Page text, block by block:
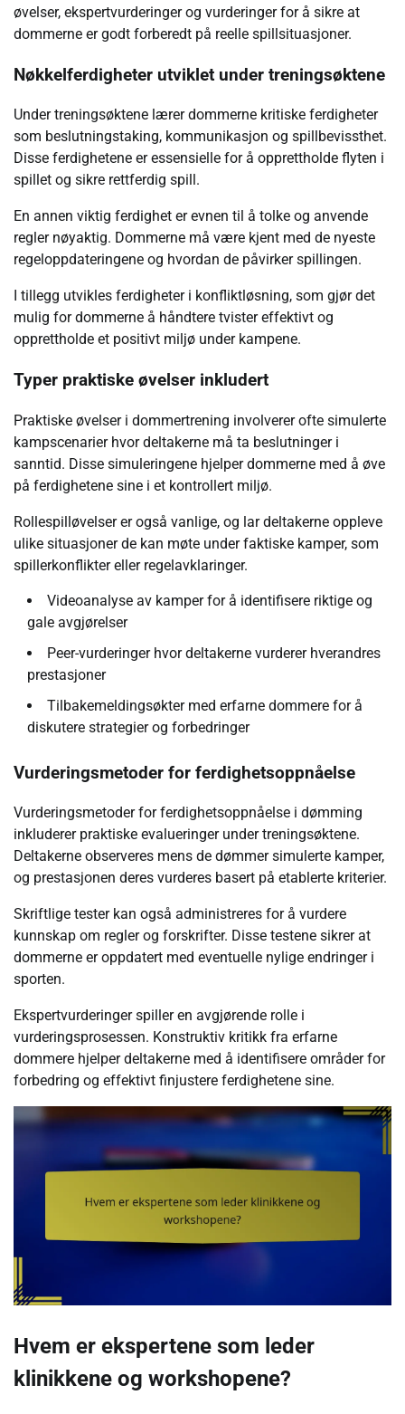
øvelser, ekspertvurderinger og vurderinger for å sikre at
dommerne er godt forberedt på reelle spillsituasjoner.
Nøkkelferdigheter utviklet under treningsøktene
Under treningsøktene lærer dommerne kritiske ferdigheter
som beslutningstaking, kommunikasjon og spillbevissthet.
Disse ferdighetene er essensielle for å opprettholde flyten i
spillet og sikre rettferdig spill.
En annen viktig ferdighet er evnen til å tolke og anvende
regler nøyaktig. Dommerne må være kjent med de nyeste
regeloppdateringene og hvordan de påvirker spillingen.
I tillegg utvikles ferdigheter i konfliktløsning, som gjør det
mulig for dommerne å håndtere tvister effektivt og
opprettholde et positivt miljø under kampene.
Typer praktiske øvelser inkludert
Praktiske øvelser i dommertrening involverer ofte simulerte
kampscenarier hvor deltakerne må ta beslutninger i
sanntid. Disse simuleringene hjelper dommerne med å øve
på ferdighetene sine i et kontrollert miljø.
Rollespilløvelser er også vanlige, og lar deltakerne oppleve
ulike situasjoner de kan møte under faktiske kamper, som
spillerkonflikter eller regelavklaringer.
Videoanalyse av kamper for å identifisere riktige og
gale avgjørelser
Peer-vurderinger hvor deltakerne vurderer hverandres
prestasjoner
Tilbakemeldingsøkter med erfarne dommere for å
diskutere strategier og forbedringer
Vurderingsmetoder for ferdighetsoppnåelse
Vurderingsmetoder for ferdighetsoppnåelse i dømming
inkluderer praktiske evalueringer under treningsøktene.
Deltakerne observeres mens de dømmer simulerte kamper,
og prestasjonen deres vurderes basert på etablerte kriterier.
Skriftlige tester kan også administreres for å vurdere
kunnskap om regler og forskrifter. Disse testene sikrer at
dommerne er oppdatert med eventuelle nylige endringer i
sporten.
Ekspertvurderinger spiller en avgjørende rolle i
vurderingsprosessen. Konstruktiv kritikk fra erfarne
dommere hjelper deltakerne med å identifisere områder for
forbedring og effektivt finjustere ferdighetene sine.
Hvem er ekspertene som leder
klinikkene og workshopene?